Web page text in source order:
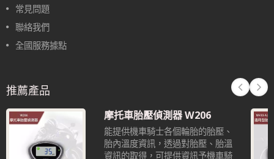
常見問題
聯絡我們
全國服務據點
推薦產品
摩托車胎壓偵測器 W206
能提供機車騎士各個輪胎的胎壓、
胎內溫度資訊，透過對胎壓、胎溫
資訊的取得，可提供資訊予機車騎